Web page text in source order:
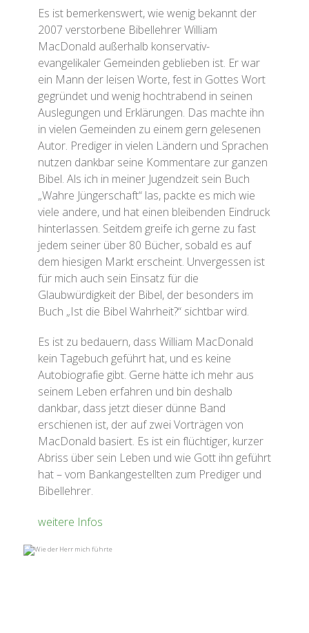
Es ist bemerkenswert, wie wenig bekannt der
2007 verstorbene Bibellehrer William
MacDonald außerhalb konservativ-
evangelikaler Gemeinden geblieben ist. Er war
ein Mann der leisen Worte, fest in Gottes Wort
gegründet und wenig hochtrabend in seinen
Auslegungen und Erklärungen. Das machte ihn
in vielen Gemeinden zu einem gern gelesenen
Autor. Prediger in vielen Ländern und Sprachen
nutzen dankbar seine Kommentare zur ganzen
Bibel. Als ich in meiner Jugendzeit sein Buch
„Wahre Jüngerschaft“ las, packte es mich wie
viele andere, und hat einen bleibenden Eindruck
hinterlassen. Seitdem greife ich gerne zu fast
jedem seiner über 80 Bücher, sobald es auf
dem hiesigen Markt erscheint. Unvergessen ist
für mich auch sein Einsatz für die
Glaubwürdigkeit der Bibel, der besonders im
Buch „Ist die Bibel Wahrheit?“ sichtbar wird.
Es ist zu bedauern, dass William MacDonald
kein Tagebuch geführt hat, und es keine
Autobiografie gibt. Gerne hätte ich mehr aus
seinem Leben erfahren und bin deshalb
dankbar, dass jetzt dieser dünne Band
erschienen ist, der auf zwei Vorträgen von
MacDonald basiert. Es ist ein flüchtiger, kurzer
Abriss über sein Leben und wie Gott ihn geführt
hat – vom Bankangestellten zum Prediger und
Bibellehrer.
weitere Infos